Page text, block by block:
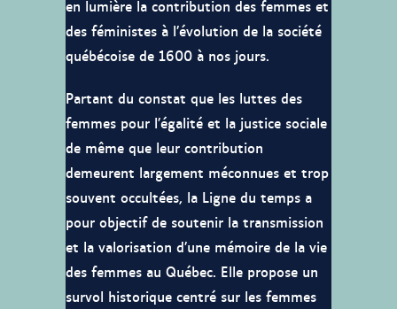
en lumière la contribution des femmes et
des féministes à l’évolution de la société
québécoise de 1600 à nos jours.
Partant du constat que les luttes des
femmes pour l’égalité et la justice sociale
de même que leur contribution
demeurent largement méconnues et trop
souvent occultées, la Ligne du temps a
pour objectif de soutenir la transmission
et la valorisation d’une mémoire de la vie
des femmes au Québec. Elle propose un
survol historique centré sur les femmes